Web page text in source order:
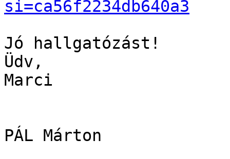
si=ca56f2234db640a3
Jó hallgatózást!
Üdv,
Marci
PÁL Márton